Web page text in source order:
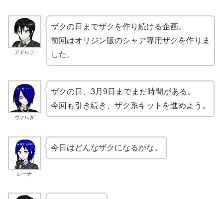
アドルフ
ザクの日までザクを作り続ける企画。
前回はオリジン版のシャア専用ザクを作りま
した。
ヴァルダ
ザクの日、3月9日までまだ時間がある。
今回も引き続き、ザク系キットを進めよう。
レーナ
今日はどんなザクになるかな。